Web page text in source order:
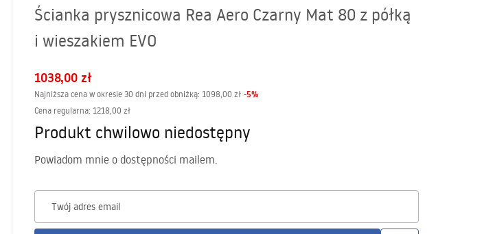
Ścianka prysznicowa Rea Aero Czarny Mat 80 z półką
i wieszakiem EVO
1038,00 zł
Najniższa cena w okresie 30 dni przed obniżką: 1098,00 zł -5%
Cena regularna: 1218,00 zł
Produkt chwilowo niedostępny
Powiadom mnie o dostępności mailem.
Twój adres email